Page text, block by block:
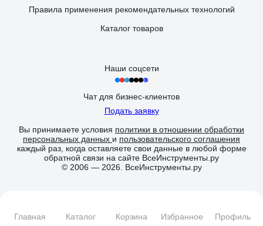
Главная Каталог Корзина Избранное Профиль
Правила применения рекомендательных технологий
Каталог товаров
Наши соцсети
Чат для бизнес-клиентов
Подать заявку
Вы принимаете условия политики в отношении обработки
персональных данных и пользовательского соглашения
каждый раз, когда оставляете свои данные в любой форме
обратной связи на сайте ВсеИнструменты.ру
© 2006 — 2026. ВсеИнструменты.ру